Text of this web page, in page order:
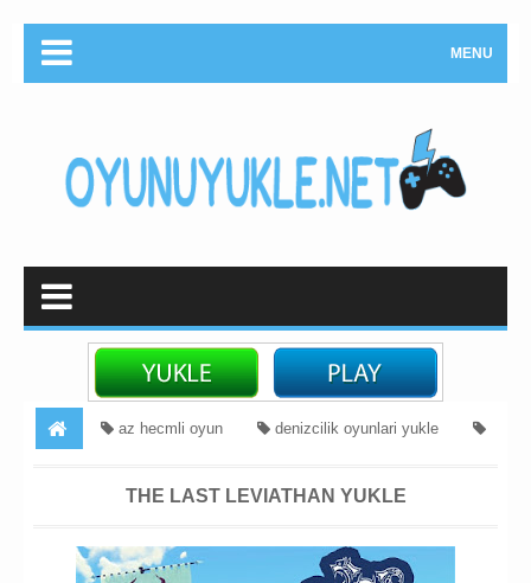
MENU
az hecmli oyun denizcilik oyunlari yukle
THE LAST LEVIATHAN YUKLE